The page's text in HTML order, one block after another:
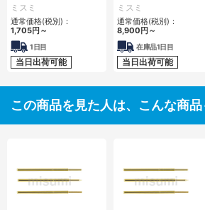
ミスミ
通常価格(税別)：
1,705円 ～
1日目
当日出荷可能
用スイッチングハブ
IESH-MB205/208-
R
ミスミ
通常価格(税別)：
8,900円 ～
在庫品1日目
当日出荷可能
この商品を見た人は、こんな商